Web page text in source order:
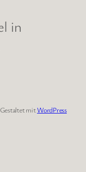
in
Gestaltet mitWordPress